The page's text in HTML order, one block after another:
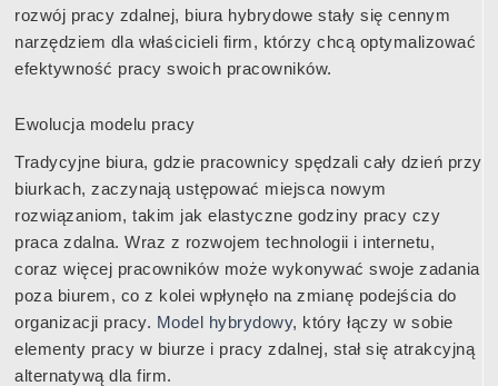
rozwój pracy zdalnej, biura hybrydowe stały się cennym
narzędziem dla właścicieli firm, którzy chcą optymalizować
efektywność pracy swoich pracowników.
Ewolucja modelu pracy
Tradycyjne biura, gdzie pracownicy spędzali cały dzień przy
biurkach, zaczynają ustępować miejsca nowym
rozwiązaniom, takim jak elastyczne godziny pracy czy
praca zdalna. Wraz z rozwojem technologii i internetu,
coraz więcej pracowników może wykonywać swoje zadania
poza biurem, co z kolei wpłynęło na zmianę podejścia do
organizacji pracy. Model hybrydowy, który łączy w sobie
elementy pracy w biurze i pracy zdalnej, stał się atrakcyjną
alternatywą dla firm.